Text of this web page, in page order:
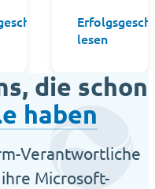
lesen
die schon
haben
Verantwortliche
Microsoft-